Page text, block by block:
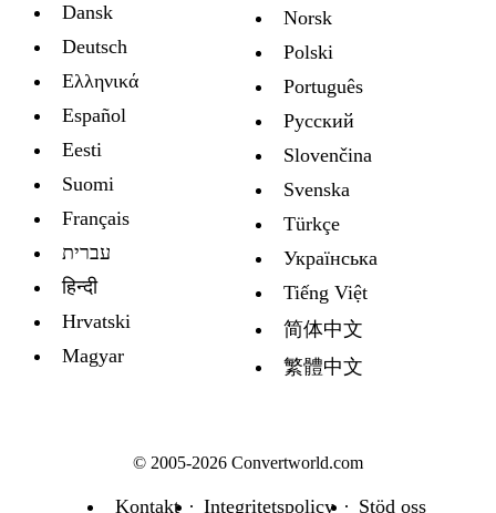
Dansk
Deutsch
Ελληνικά
Español
Eesti
Suomi
Français
עברית
हिन्दी
Hrvatski
Magyar
Norsk
Polski
Português
Русский
Slovenčina
Svenska
Türkçe
Украïнська
Tiếng Việt
简体中文
繁體中文
© 2005-2026 Convertworld.com
Kontakt Integritetspolicy Stöd oss